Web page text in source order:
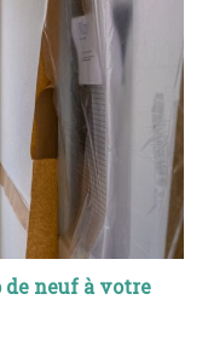
de neuf à votre